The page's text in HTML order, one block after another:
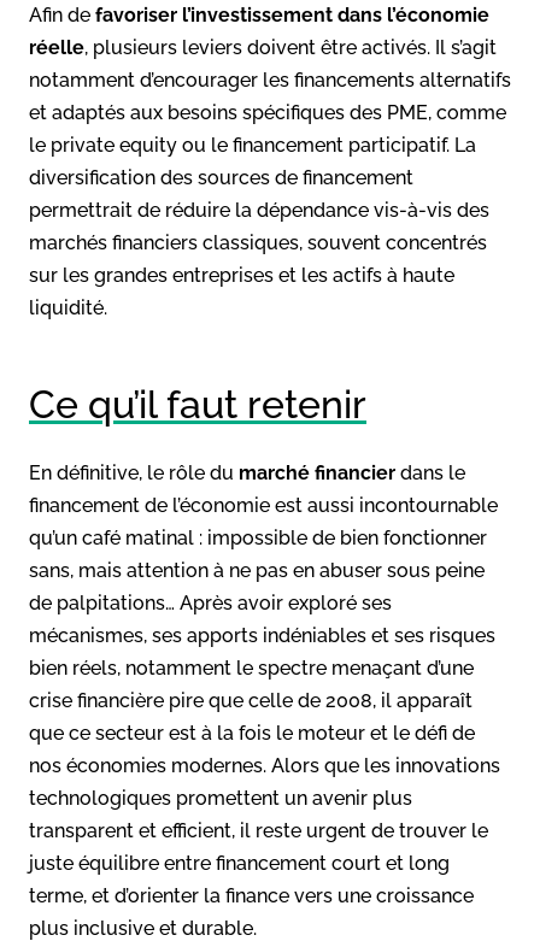
Afin de favoriser l’investissement dans l’économie
réelle, plusieurs leviers doivent être activés. Il s’agit
notamment d’encourager les financements alternatifs
et adaptés aux besoins spécifiques des PME, comme
le private equity ou le financement participatif. La
diversification des sources de financement
permettrait de réduire la dépendance vis-à-vis des
marchés financiers classiques, souvent concentrés
sur les grandes entreprises et les actifs à haute
liquidité.
Ce qu’il faut retenir
En définitive, le rôle du marché financier dans le
financement de l’économie est aussi incontournable
qu’un café matinal : impossible de bien fonctionner
sans, mais attention à ne pas en abuser sous peine
de palpitations… Après avoir exploré ses
mécanismes, ses apports indéniables et ses risques
bien réels, notamment le spectre menaçant d’une
crise financière pire que celle de 2008, il apparaît
que ce secteur est à la fois le moteur et le défi de
nos économies modernes. Alors que les innovations
technologiques promettent un avenir plus
transparent et efficient, il reste urgent de trouver le
juste équilibre entre financement court et long
terme, et d’orienter la finance vers une croissance
plus inclusive et durable.